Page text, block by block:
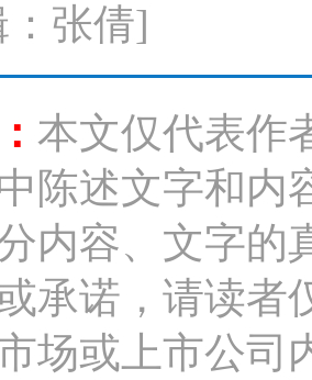
张倩]
本文仅代表作
陈述文字和内
内容、文字的
承诺，请读者
场或上市公司